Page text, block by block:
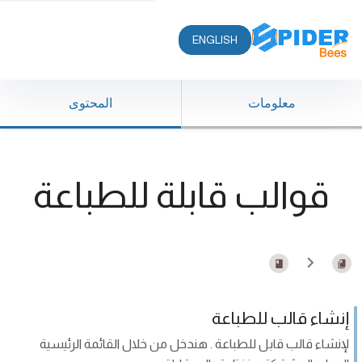
ENGLISH
معلومات المحتوى
قوالب قابلة للطباعة
إنشاء قالب للطباعة
لإنشاء قالب قابل للطباعة . هندخل من خلال القائمة الرئيسية